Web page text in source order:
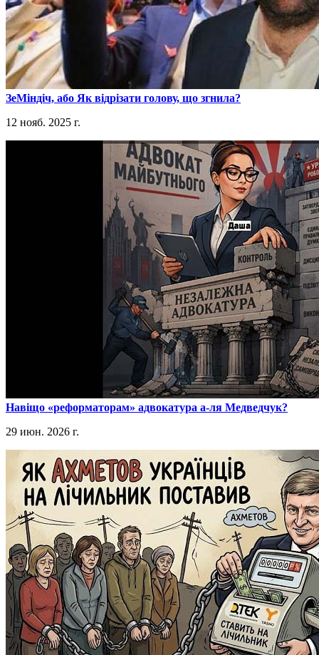
​ЗеМіндіч, або Як відрізати голову, що згнила?
12 нояб. 2025 г.
​Навіщо «реформаторам» адвокатура а-ля Медведчук?
29 июн. 2026 г.